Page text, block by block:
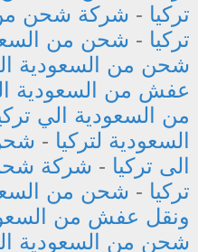
تركيا - شركة شحن من
تركيا - شحن من
شحن من السعودية
عفش من السعودية
من السعودية الي
السعودية لتركيا -
الى تركيا - شركة
تركيا - شحن من
ونقل عفش من
شحن من السعودية